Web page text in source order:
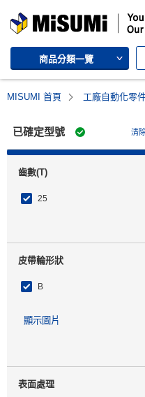
MISUMI | Your Time, Our Priority
商品分類一覽
MISUMI 首頁 工廠自動化零
已確定型號 清
齒數(T)
25
皮帶輪形狀
B
顯示圖片
表面處理